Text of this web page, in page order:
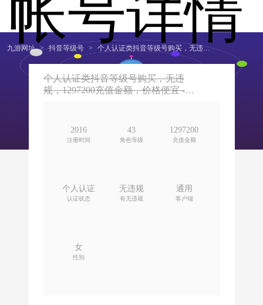
帐号详情
九游网址 > 抖音等级号 > 个人认证类抖音等级号购买，无违规，1297200充值金额，价格便宜
个人认证类抖音等级号购买，无违
规，1297200充值金额，价格便宜 -九
2016
注册时间
43
角色等级
1297200
充值金额
个人认证
认证状态
无违规
有无违规
通用
客户端
女
性别